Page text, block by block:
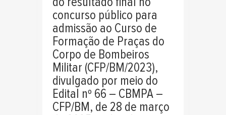
concurso público para
admissão ao Curso de
Formação de Praças do
Corpo de Bombeiros
Militar (CFP/BM/2023),
divulgado por meio do
Edital nº 66 – CBMPA –
CFP/BM, de 28 de março